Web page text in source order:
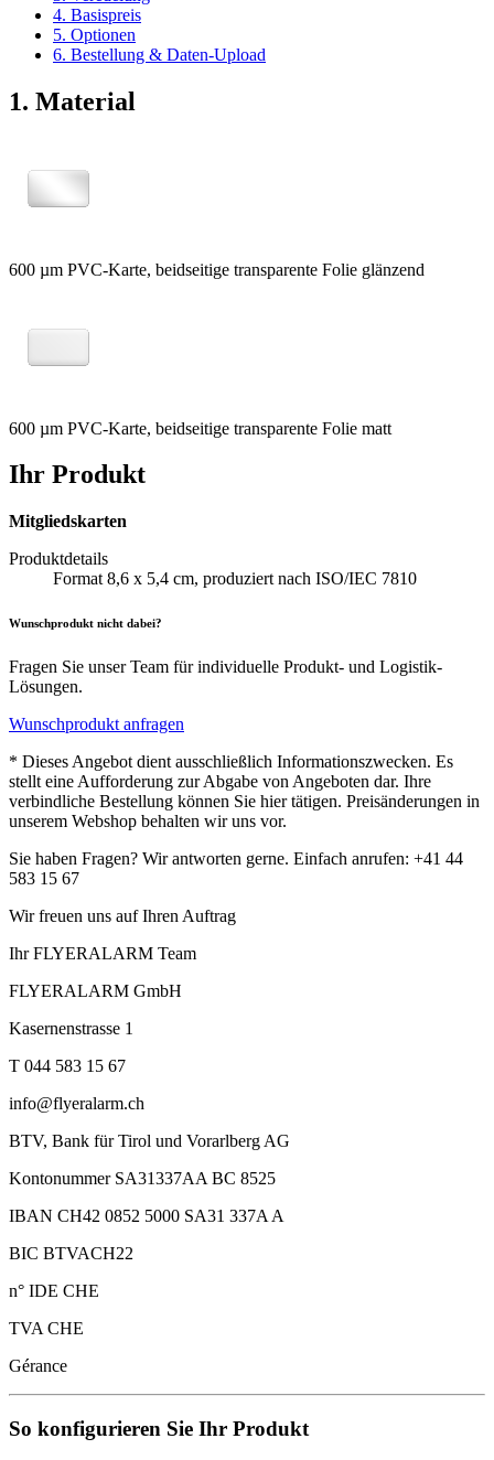
4. Basispreis
5. Optionen
6. Bestellung & Daten-Upload
1. Material
600 µm PVC-Karte, beidseitige transparente Folie glänzend
600 µm PVC-Karte, beidseitige transparente Folie matt
Ihr Produkt
Mitgliedskarten
Produktdetails
Format 8,6 x 5,4 cm, produziert nach ISO/IEC 7810
Wunschprodukt nicht dabei?
Fragen Sie unser Team für individuelle Produkt- und Logistik-
Lösungen.
Wunschprodukt anfragen
* Dieses Angebot dient ausschließlich Informationszwecken. Es
stellt eine Aufforderung zur Abgabe von Angeboten dar. Ihre
verbindliche Bestellung können Sie hier tätigen. Preisänderungen in
unserem Webshop behalten wir uns vor.
Sie haben Fragen? Wir antworten gerne. Einfach anrufen: +41 44
583 15 67
Wir freuen uns auf Ihren Auftrag
Ihr FLYERALARM Team
FLYERALARM GmbH
Kasernenstrasse 1
T 044 583 15 67
info@flyeralarm.ch
BTV, Bank für Tirol und Vorarlberg AG
Kontonummer SA31337AA BC 8525
IBAN CH42 0852 5000 SA31 337A A
BIC BTVACH22
n° IDE CHE
TVA CHE
Gérance
So konfigurieren Sie Ihr Produkt